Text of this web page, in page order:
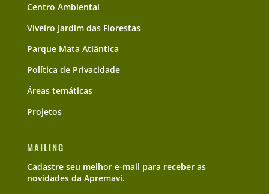
Centro Ambiental
Viveiro Jardim das Florestas
Parque Mata Atlântica
Política de Privacidade
Áreas temáticas
Projetos
MAILING
Cadastre seu melhor e-mail para receber as
novidades da Apremavi.